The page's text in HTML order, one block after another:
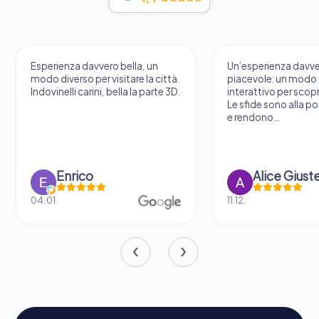
Svolgimento di un evento di team building
Esperienza davvero bella, un
modo diverso per visitare la città.
Indovinelli carini, bella la parte 3D.
Enrico
04.01.
Un’esperienza
piacevole: un modo
interattivo per
Le sfide sono alla
e rendono...
Alice
11.12.